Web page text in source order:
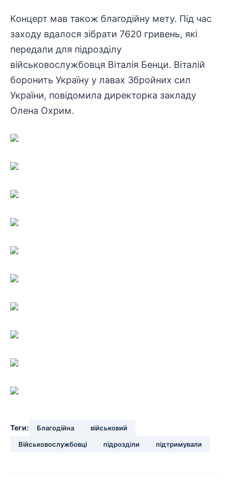
Концерт мав також благодійну мету. Під час
заходу вдалося зібрати 7620 гривень, які
передали для підрозділу
військовослужбовця Віталія Бенци. Віталій
боронить Україну у лавах Збройних сил
України, повідомила директорка закладу
Олена Охрим.
Теги: Благодійна
військовий
Військовослужбовці
підрозділи підтримували